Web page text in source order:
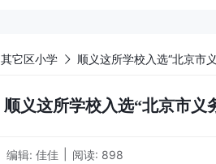
其它区小学 顺义这所学校入选“北京市
顺义这所学校入选“北京市义
编辑: 佳佳 阅读: 898